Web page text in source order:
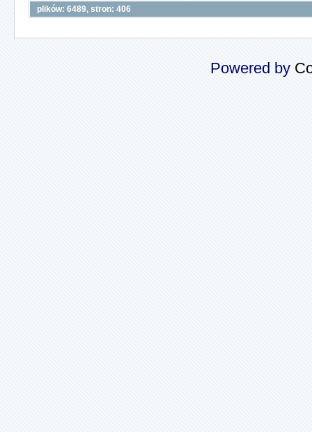
plików: 6489, stron: 406
Powered by